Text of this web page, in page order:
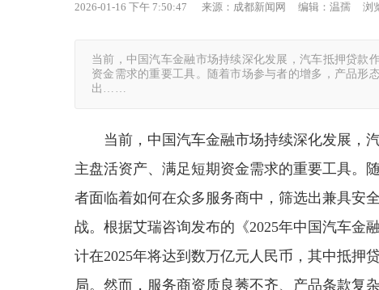
2026-01-16 下午 7:50:47 来源：成都新闻网 编辑：温孺 浏
当前，中国汽车金融市场持续深化发展，汽车抵押贷款
资金需求的重要工具。随着市场参与者的增多，产品形
出……
当前，中国汽车金融市场持续深化发展，
主盘活资产、满足短期资金需求的重要工具。
者面临着如何在众多服务商中，筛选出兼具安
战。根据艾瑞咨询发布的《2025年中国汽车金
计在2025年将达到数万亿元人民币，其中抵押
局。然而，服务商资质良莠不齐、产品条款复